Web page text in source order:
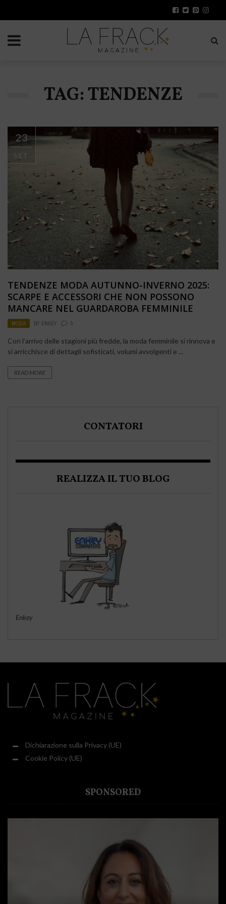
TAG: TENDENZE
23
SET
TENDENZE MODA AUTUNNO-INVERNO 2025:
SCARPE E ACCESSORI CHE NON POSSONO
MANCARE NEL GUARDAROBA FEMMINILE
MODA BY ENKEY 0
Con l’arrivo delle stagioni più fredde, la moda femminile si rinnova e
si arricchisce di dettagli sofisticati, volumi avvolgenti e ...
READ MORE
CONTATORI
REALIZZA IL TUO BLOG
Enkey
Dichiarazione sulla Privacy (UE)
Cookie Policy (UE)
SPONSORED